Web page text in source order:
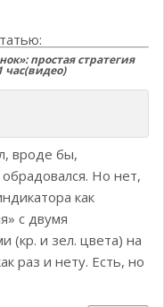
простая стратегия
час(видео)
вроде бы,
Но нет,
как
с двумя
(кр. и зел. цвета) на
раз и нету. Есть, но